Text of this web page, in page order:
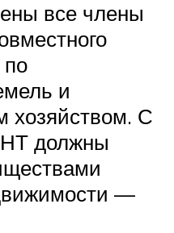
все члены
и
хозяйством. С
должны
—